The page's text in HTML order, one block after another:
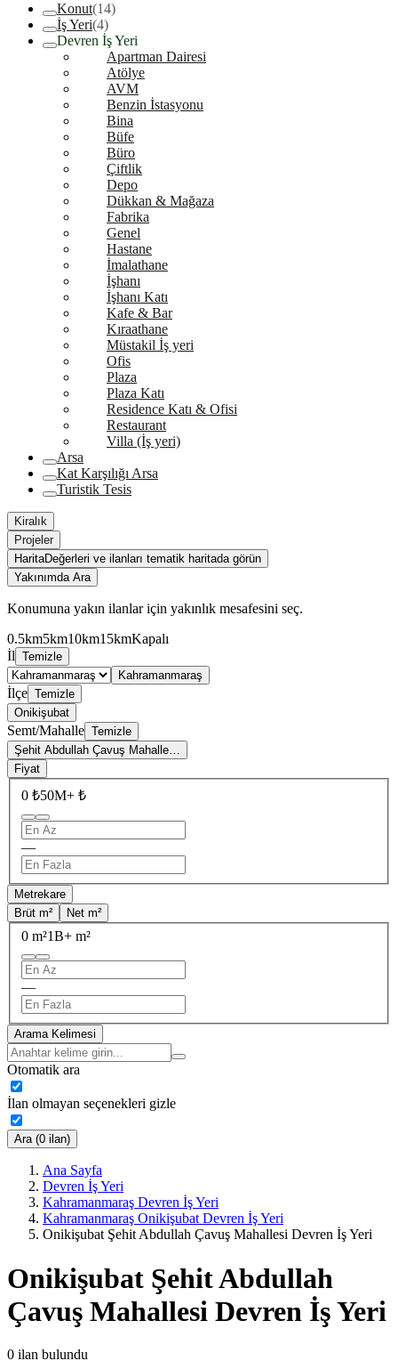
Konut(14)
İş Yeri(4)
Devren İş Yeri
Apartman Dairesi
Atölye
AVM
Benzin İstasyonu
Bina
Büfe
Büro
Çiftlik
Depo
Dükkan & Mağaza
Fabrika
Genel
Hastane
İmalathane
İşhanı
İşhanı Katı
Kafe & Bar
Kıraathane
Müstakil İş yeri
Ofis
Plaza
Plaza Katı
Residence Katı & Ofisi
Restaurant
Villa (İş yeri)
Arsa
Kat Karşılığı Arsa
Turistik Tesis
Kiralık
Projeler
HaritaDeğerleri ve ilanları tematik haritada görün
Yakınımda Ara
Konumuna yakın ilanlar için yakınlık mesafesini seç.
0.5km5km10km15kmKapalı
İl Temizle
Kahramanmaraş
İlçe Temizle
Onikişubat
Semt/Mahalle Temizle
Şehit Abdullah Çavuş Mahalle…
Fiyat
0 ₺50M+ ₺
—
Metrekare
Brüt m²
Net m²
0 m²1B+ m²
—
Arama Kelimesi
Otomatik ara
İlan olmayan seçenekleri gizle
Ara (0 ilan)
Ana Sayfa
Devren İş Yeri
Kahramanmaraş Devren İş Yeri
Kahramanmaraş Onikişubat Devren İş Yeri
Onikişubat Şehit Abdullah Çavuş Mahallesi Devren İş Yeri
Onikişubat Şehit Abdullah
Çavuş Mahallesi Devren İş Yeri
0 ilan bulundu